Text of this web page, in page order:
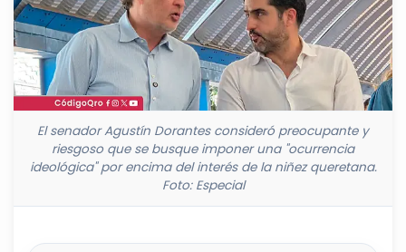
El senador Agustín Dorantes consideró preocupante y
riesgoso que se busque imponer una "ocurrencia
ideológica" por encima del interés de la niñez queretana.
Foto: Especial